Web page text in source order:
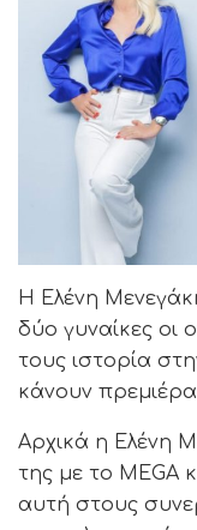
Η Ελένη
δύο γυναίκες οι
τους ιστορία
κάνουν
Αρχικά η Ελένη
της με το MEGA
αυτή στους